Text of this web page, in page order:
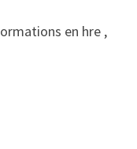
en hre ,